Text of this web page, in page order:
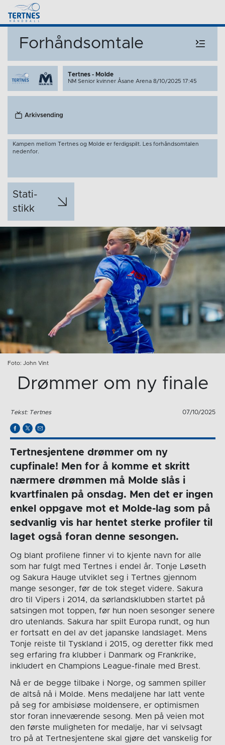
Forhåndsomtale
Tertnes - Molde
NM Senior kvinner Åsane Arena 8/10/2025 17:45
Arkivsending
Kampen mellom Tertnes og Molde er ferdigspilt. Les forhåndsomtalen
nedenfor.
Stati­
stikk
Foto: John Vint
Drømmer om ny finale
Tekst: Tertnes 07/10/2025
Tertnesjentene drømmer om ny
cupfinale! Men for å komme et skritt
nærmere drømmen må Molde slås i
kvartfinalen på onsdag. Men det er ingen
enkel oppgave mot et Molde-lag som på
sedvanlig vis har hentet sterke profiler til
laget også foran denne sesongen.
Og blant profilene finner vi to kjente navn for alle
som har fulgt med Tertnes i endel år. Tonje Løseth
og Sakura Hauge utviklet seg i Tertnes gjennom
mange sesonger, før de tok steget videre. Sakura
dro til Vipers i 2014, da sørlandsklubben startet på
satsingen mot toppen, før hun noen sesonger senere
dro utenlands. Sakura har spilt Europa rundt, og hun
er fortsatt en del av det japanske landslaget. Mens
Tonje reiste til Tyskland i 2015, og deretter fikk med
seg erfaring fra klubber i Danmark og Frankrike,
inkludert en Champions League-finale med Brest.
Nå er de begge tilbake i Norge, og sammen spiller
de altså nå i Molde. Mens medaljene har latt vente
på seg for ambisiøse moldensere, er optimismen
stor foran inneværende sesong. Men på veien mot
den første muligheten for medalje, har vi selvsagt
tro på at Tertnesjentene skal gjøre det vanskelig for